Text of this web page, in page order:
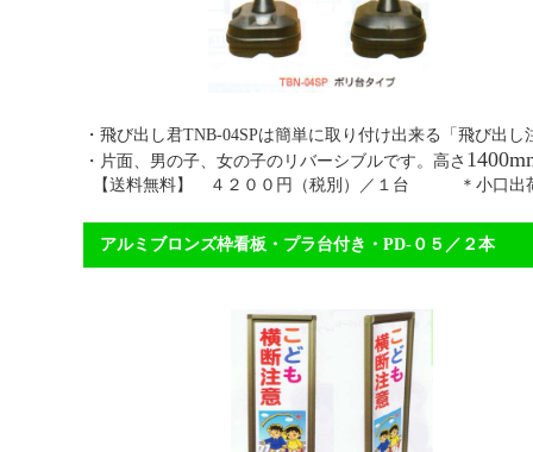
・飛び出し君TNB-04SPは簡単に取り付け出来る「
・片面、男の子、女の子のリバーシブルです。高さ
【送料無料】 ４２００円（税別）／１台 ＊小口出
アルミブロンズ枠看板・プラ台